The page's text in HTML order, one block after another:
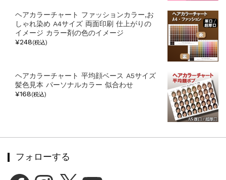
ヘアカラーチャート ファッションカラー,お
しゃれ染め A4サイズ 両面印刷 仕上がりの
イメージ カラー剤の色のイメージ
¥248(税込)
ヘアカラーチャート 平均顔ベース A5サイズ
髪色見本 パーソナルカラー 似合わせ
¥168(税込)
フォローする
FacebookInstagram YouTube